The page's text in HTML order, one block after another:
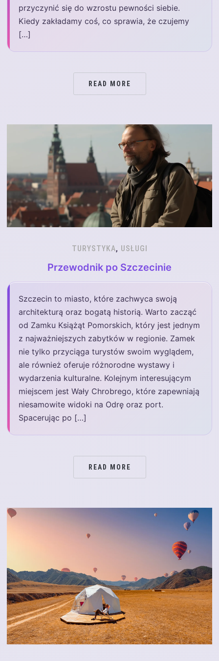
przyczynić się do wzrostu pewności siebie.
Kiedy zakładamy coś, co sprawia, że czujemy
[…]
READ MORE
TURYSTYKA, USŁUGI
Przewodnik po Szczecinie
Szczecin to miasto, które zachwyca swoją
architekturą oraz bogatą historią. Warto zacząć
od Zamku Książąt Pomorskich, który jest jednym
z najważniejszych zabytków w regionie. Zamek
nie tylko przyciąga turystów swoim wyglądem,
ale również oferuje różnorodne wystawy i
wydarzenia kulturalne. Kolejnym interesującym
miejscem jest Wały Chrobrego, które zapewniają
niesamowite widoki na Odrę oraz port.
Spacerując po […]
READ MORE